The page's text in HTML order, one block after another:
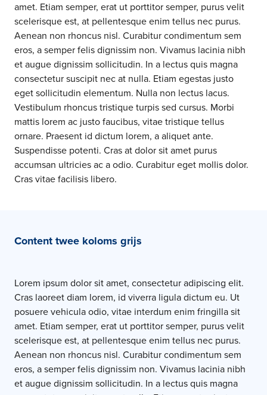
amet. Etiam semper, erat ut porttitor semper, purus velit
scelerisque est, at pellentesque enim tellus nec purus.
Aenean non rhoncus nisl. Curabitur condimentum sem
eros, a semper felis dignissim non. Vivamus lacinia nibh
et augue dignissim sollicitudin. In a lectus quis magna
consectetur suscipit nec at nulla. Etiam egestas justo
eget sollicitudin elementum. Nulla non lectus lacus.
Vestibulum rhoncus tristique turpis sed cursus. Morbi
mattis lorem ac justo faucibus, vitae tristique tellus
ornare. Praesent id dictum lorem, a aliquet ante.
Suspendisse potenti. Cras at dolor sit amet purus
accumsan ultricies ac a odio. Curabitur eget mollis dolor.
Cras vitae facilisis libero.
Content twee koloms grijs
Lorem ipsum dolor sit amet, consectetur adipiscing elit.
Cras laoreet diam lorem, id viverra ligula dictum eu. Ut
posuere vehicula odio, vitae interdum enim fringilla sit
amet. Etiam semper, erat ut porttitor semper, purus velit
scelerisque est, at pellentesque enim tellus nec purus.
Aenean non rhoncus nisl. Curabitur condimentum sem
eros, a semper felis dignissim non. Vivamus lacinia nibh
et augue dignissim sollicitudin. In a lectus quis magna